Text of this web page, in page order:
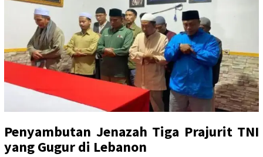
Penyambutan Jenazah Tiga Prajurit TNI
yang Gugur di Lebanon